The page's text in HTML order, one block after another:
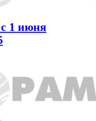
с 1 июня